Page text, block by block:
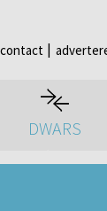
contact
DWARS